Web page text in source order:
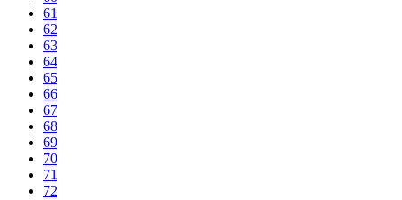
61
62
63
64
65
66
67
68
69
70
71
72